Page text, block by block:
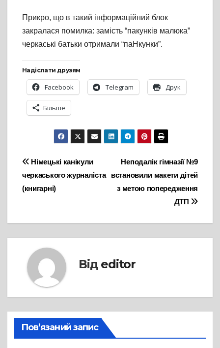
Прикро, що в такий інформаційний блок
закралася помилка: замість “пакунків малюка”
черкаські батьки отримали “паНкунки”.
Надіслати друзям
Facebook Telegram Друк
Більше
Навігація
записів
Неподалік гімназії №9
встановили макети дітей
з метою попередження
ДТП
Німецькі канікули
черкаського журналіста
(книгарні)
Від editor
Пов’язаний запис